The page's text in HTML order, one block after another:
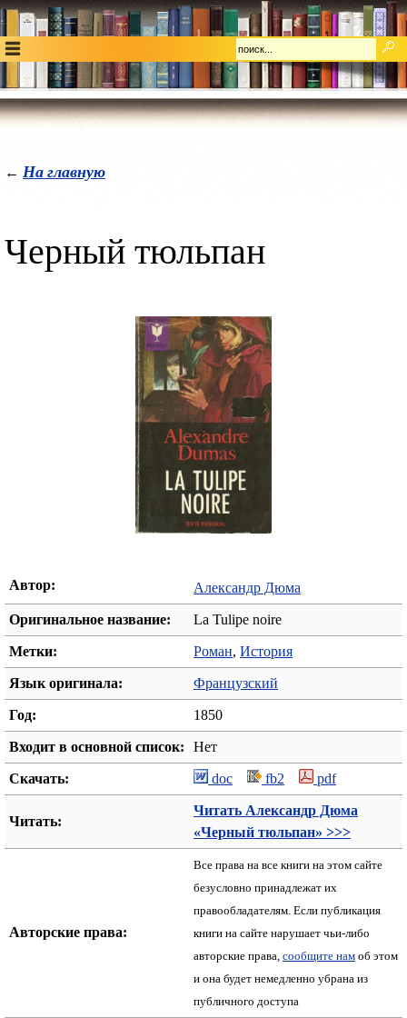
← На главную
Черный тюльпан
Автор: Александр Дюма
Оригинальное название: La Tulipe noire
Метки: Роман, История
Язык оригинала: Французский
Год: 1850
Входит в основной список: Нет
Скачать: doc fb2 pdf
Читать:
Читать Александр Дюма
«Черный тюльпан» >>>
Авторские права:
Все права на все книги на этом сайте
безусловно принадлежат их
правообладателям. Если публикация
книги на сайте нарушает чьи-либо
авторские права, сообщите нам об этом
и она будет немедленно убрана из
публичного доступа